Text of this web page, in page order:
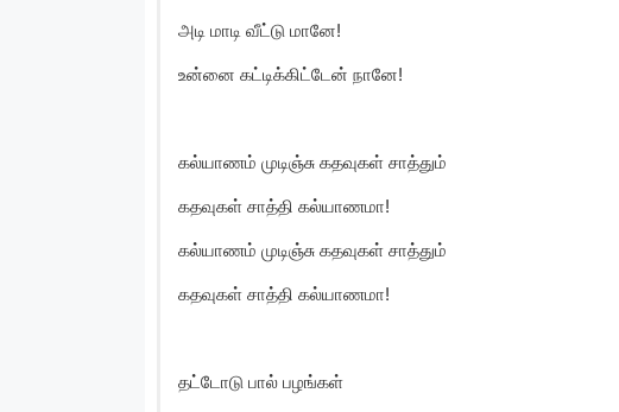
அடி மாடி வீட்டு மானே!
உன்னை கட்டிக்கிட்டேன் நானே!
கல்யாணம் முடிஞ்சு கதவுகள் சாத்தும்
கதவுகள் சாத்தி கல்யாணமா!
கல்யாணம் முடிஞ்சு கதவுகள் சாத்தும்
கதவுகள் சாத்தி கல்யாணமா!
தட்டோடு பால் பழங்கள்